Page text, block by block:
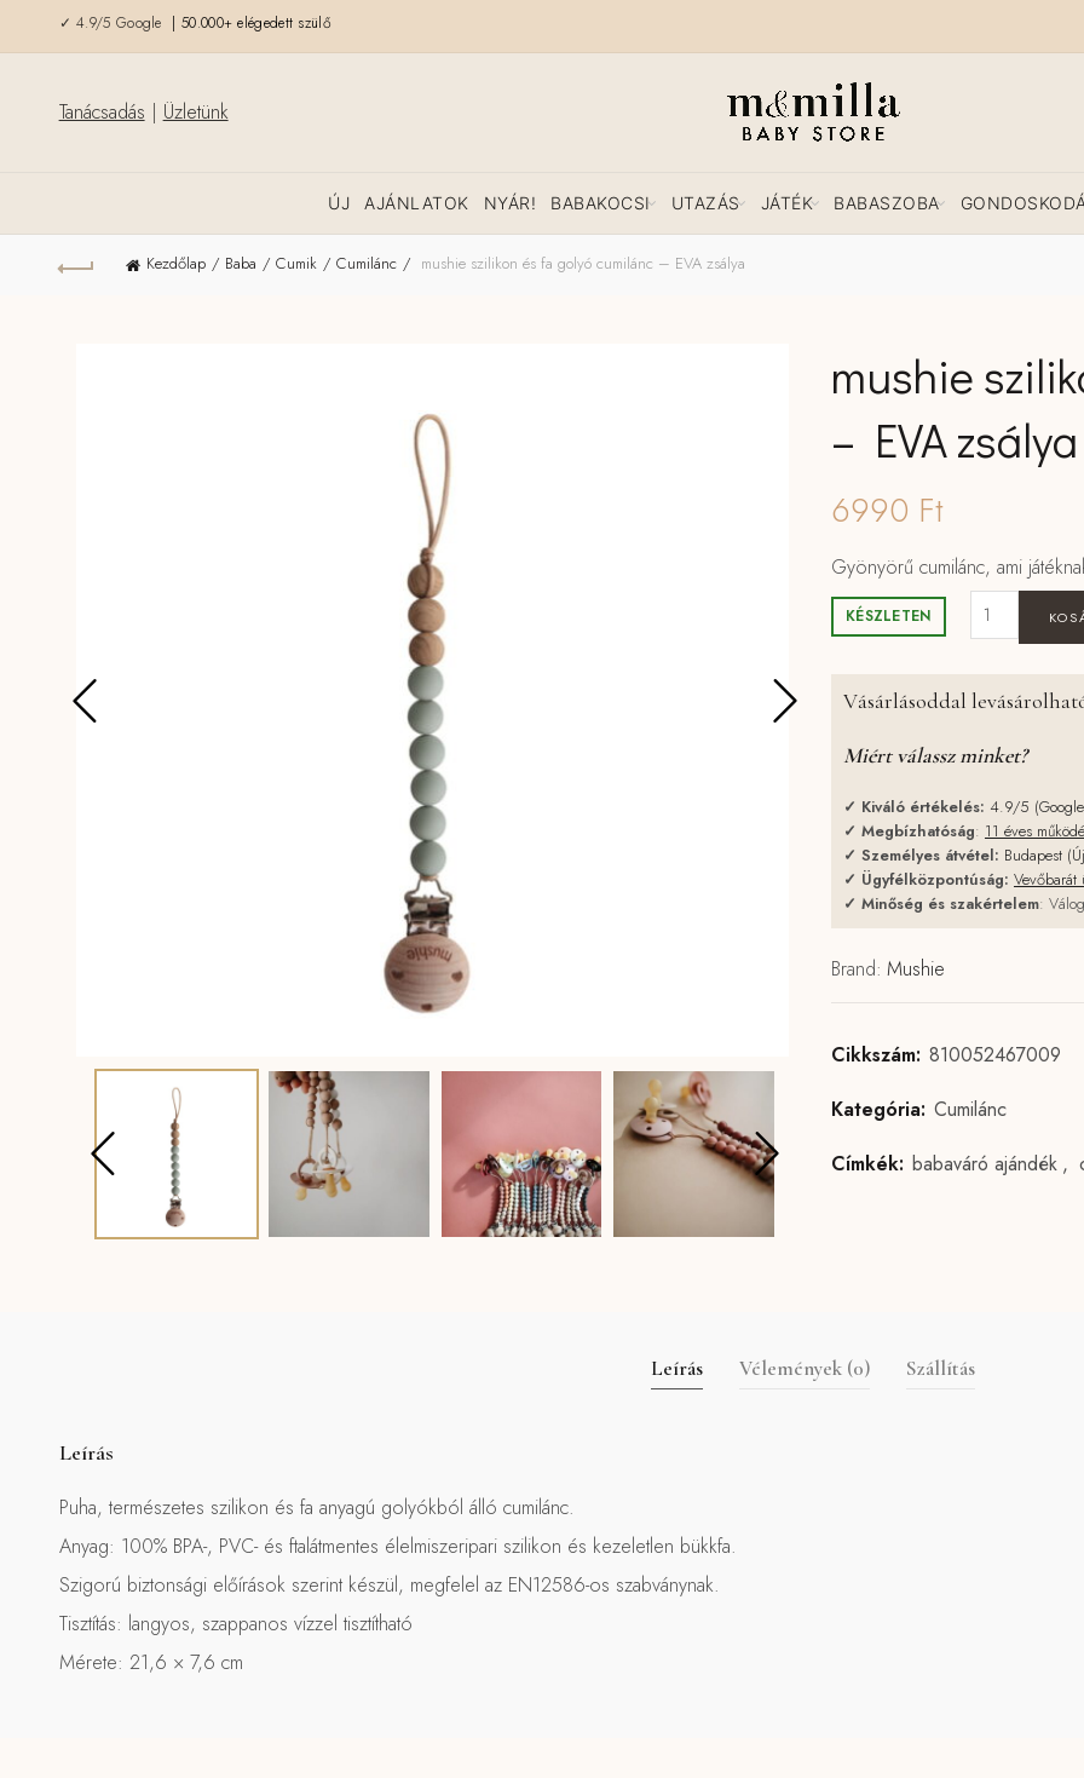
✓ 4.9/5 Google | 50.000+ elégedett szülő
Tanácsadás | Üzletünk
ÚJ AJÁNLATOK NYÁR! BABAKOCSI UTAZÁS JÁTÉK BABASZOBA
Kezdőlap Baba Cumik Cumilánc mushie szilikon és fa golyó cumilánc – EVA zsálya
mushie
– EVA zsálya
6990 Ft
Gyönyörű cumilánc, ami
KÉSZLETEN
Vásárlásoddal
Miért válassz minket?
✓ Kiváló értékelés: 4.9/5 (Google
✓ Megbízhatóság: 11 éves
✓ Személyes átvétel: Budapest
✓ Ügyfélközpontúság: Vevőbarát
✓ Minőség és szakértelem:
Brand: Mushie
Cikkszám: 810052467009
Kategória: Cumilánc
Címkék: babaváró ajándék ,
Leírás Vélemények (0) Szállítás
Leírás
Puha, természetes szilikon és fa anyagú golyókból álló cumilánc.
Anyag: 100% BPA-, PVC- és ftalátmentes élelmiszeripari szilikon és kezeletlen bükkfa.
Szigorú biztonsági előírások szerint készül, megfelel az EN12586-os szabványnak.
Tisztítás: langyos, szappanos vízzel tisztítható
Mérete: 21,6 × 7,6 cm